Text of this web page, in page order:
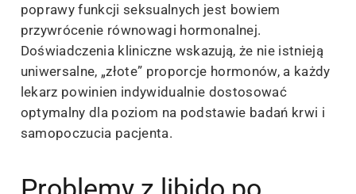
poprawy funkcji seksualnych jest bowiem
przywrócenie równowagi hormonalnej.
Doświadczenia kliniczne wskazują, że nie istnieją
uniwersalne, „złote” proporcje hormonów, a każdy
lekarz powinien indywidualnie dostosować
optymalny dla poziom na podstawie badań krwi i
samopoczucia pacjenta.